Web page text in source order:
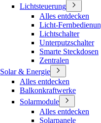
Lichtsteuerung
Alles entdecken
Licht-
Lichtschalter
Unterputzschalter
Smarte Steckdosen
Zentralen
Solar & Energie
Alles entdecken
Balkonkraftwerke
Solarmodule
Alles entdecken
Solarpanele